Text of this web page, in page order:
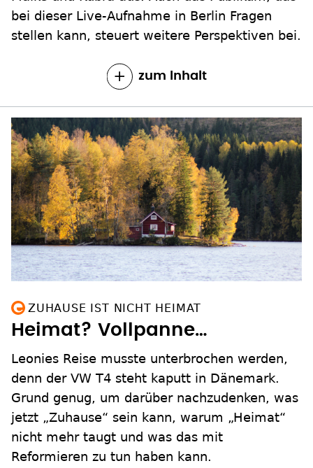
bei dieser Live-Aufnahme in Berlin Fragen
stellen kann, steuert weitere Perspektiven bei.
zum Inhalt
ZUHAUSE IST NICHT HEIMAT
Heimat? Vollpanne…
Leonies Reise musste unterbrochen werden,
denn der VW T4 steht kaputt in Dänemark.
Grund genug, um darüber nachzudenken, was
jetzt „Zuhause“ sein kann, warum „Heimat“
nicht mehr taugt und was das mit
Reformieren zu tun haben kann.